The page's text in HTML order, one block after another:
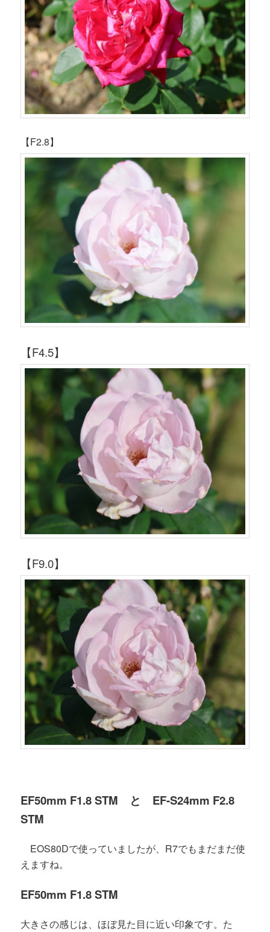
【F2.8】
【F4.5】
【F9.0】
EF50mm F1.8 STM と EF-S24mm F2.8
STM
EOS80Dで使っていましたが、R7でも まだまだ使
えますね。
EF50mm F1.8 STM
大きさの感じは、ほぼ見た目に近い印象です。た